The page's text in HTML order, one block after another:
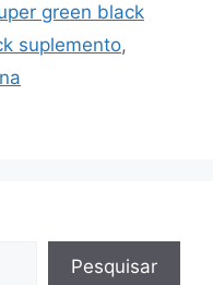
green black
suplemento,
Pesquisar